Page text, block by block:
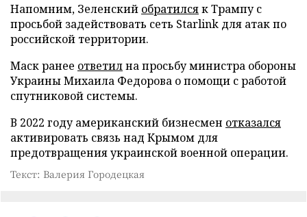
Напомним, Зеленский обратилсяк Трампу с
просьбой задействовать сеть Starlink для атак по
российской территории.
Маск ранее ответилна просьбу министра обороны
Украины Михаила Федорова о помощи с работой
спутниковой системы.
В 2022 году американский бизнесмен отказался
активировать связь над Крымом для
предотвращения украинской военной операции.
Текст: Валерия Городецкая